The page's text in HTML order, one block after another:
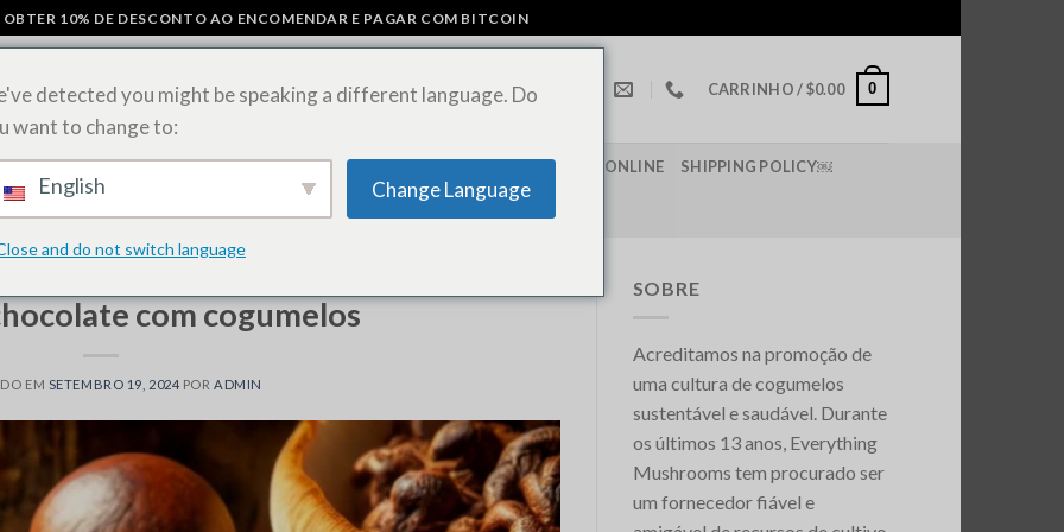
OBTER 10% DE DESCONTO AO ENCOMENDAR E PAGAR COM BITCOIN
CARRINHO /$0.00 0
BARRAS DE CHOCOLATE COM COGUMELOS COMPRAR FOLHAS DE LSD ONLINE SHIPPING POLICY￼
ESTIRPES DE ERVAS DANINHAS
com cogumelos
EM SETEMBRO 19, 2024 POR ADMIN
SOBRE
Acreditamos na promoção de
uma cultura de cogumelos
sustentável e saudável. Durante
os últimos 13 anos, Everything
Mushrooms tem procurado ser
um fornecedor fiável e
detected you might be speaking a different language. Do
want to change to:
English Change Language
and do not switch language